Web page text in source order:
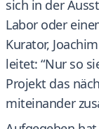
sich in der
Labor oder
Kurator,
leitet: “Nur so
Projekt das
miteinander